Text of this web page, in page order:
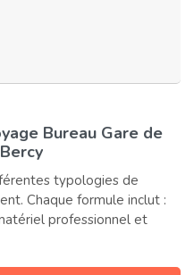
Bureau Gare de
typologies de
Chaque formule inclut :
professionnel et